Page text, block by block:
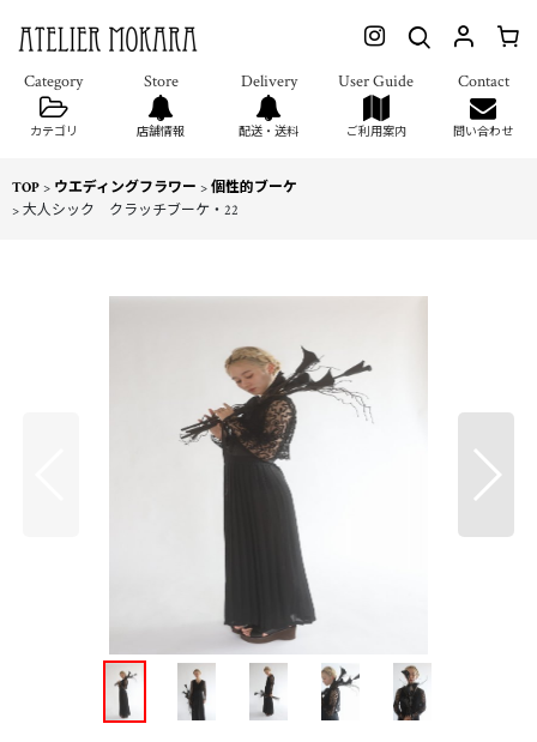
カテゴリ 店舗情報 配送・送料 ご利用案内 問い合わせ
TOP > ウエディングフラワー > 個性的ブーケ
> 大人シック クラッチブーケ・22